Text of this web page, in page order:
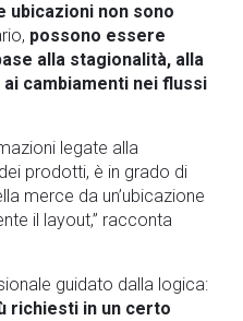
ubicazioni non sono
possono essere
alla stagionalità, alla
cambiamenti nei flussi
legate alla
prodotti, è in grado di
merce da un’ubicazione
il layout,” racconta
guidato dalla logica:
richiesti in un certo